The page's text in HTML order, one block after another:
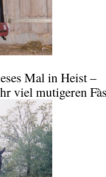
Mal in Heist –
viel mutigeren